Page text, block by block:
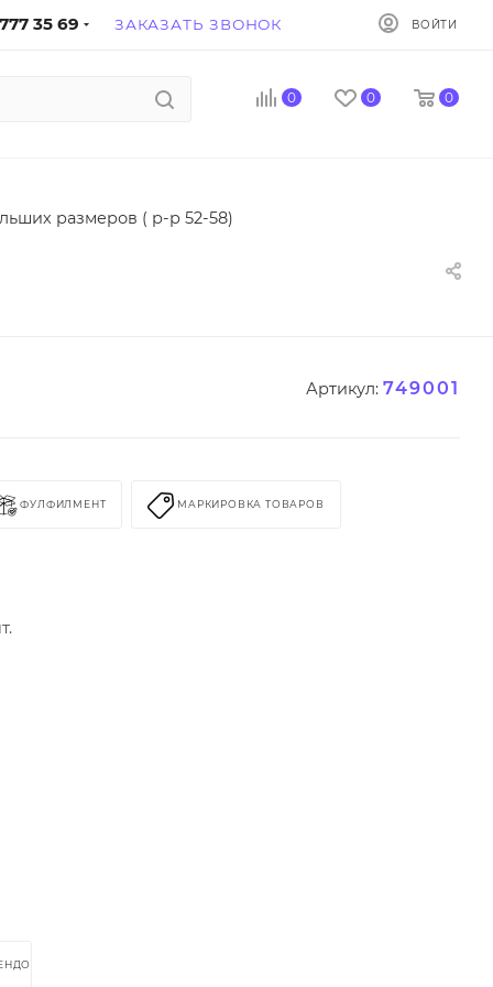
35 69 ЗАКАЗАТЬ ЗВОНОК ВОЙТИ
0 0 0
размеров ( р-р 52-58)
Артикул: 749001
ФУЛФИЛМЕНТ МАРКИРОВКА ТОВАРОВ